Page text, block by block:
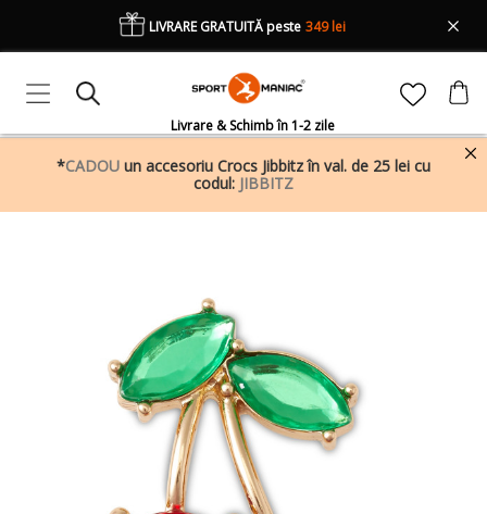
Livrare & Schimb în 1-2 zile
LIVRARE GRATUITĂ peste 349 lei
*CADOU un accesoriu Crocs Jibbitz în val. de 25 lei cu
codul: JIBBITZ